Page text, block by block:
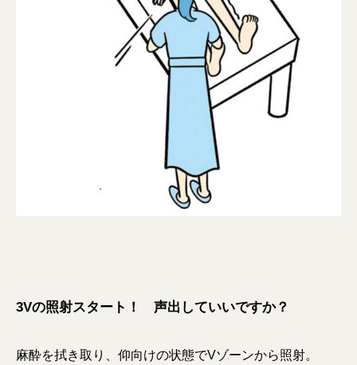
3Vの照射スタート！ 声出していいですか？
麻酔を拭き取り、仰向けの状態でVゾーンから照射。